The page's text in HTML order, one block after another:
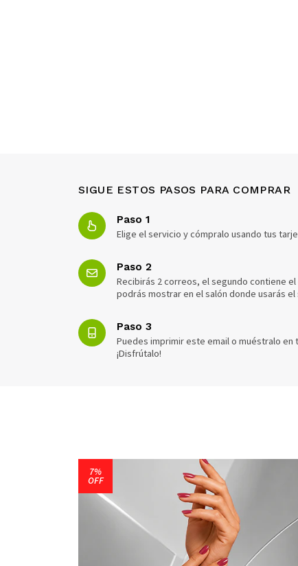
SIGUE ESTOS PASOS PARA COMPRAR
Paso 1
Elige el servicio y cómpralo usando tus
Paso 2
Recibirás 2 correos, el segundo contiene
podrás mostrar en el salón donde usarás el
Paso 3
Puedes imprimir este email o muéstralo
¡Disfrútalo!
7%
OFF